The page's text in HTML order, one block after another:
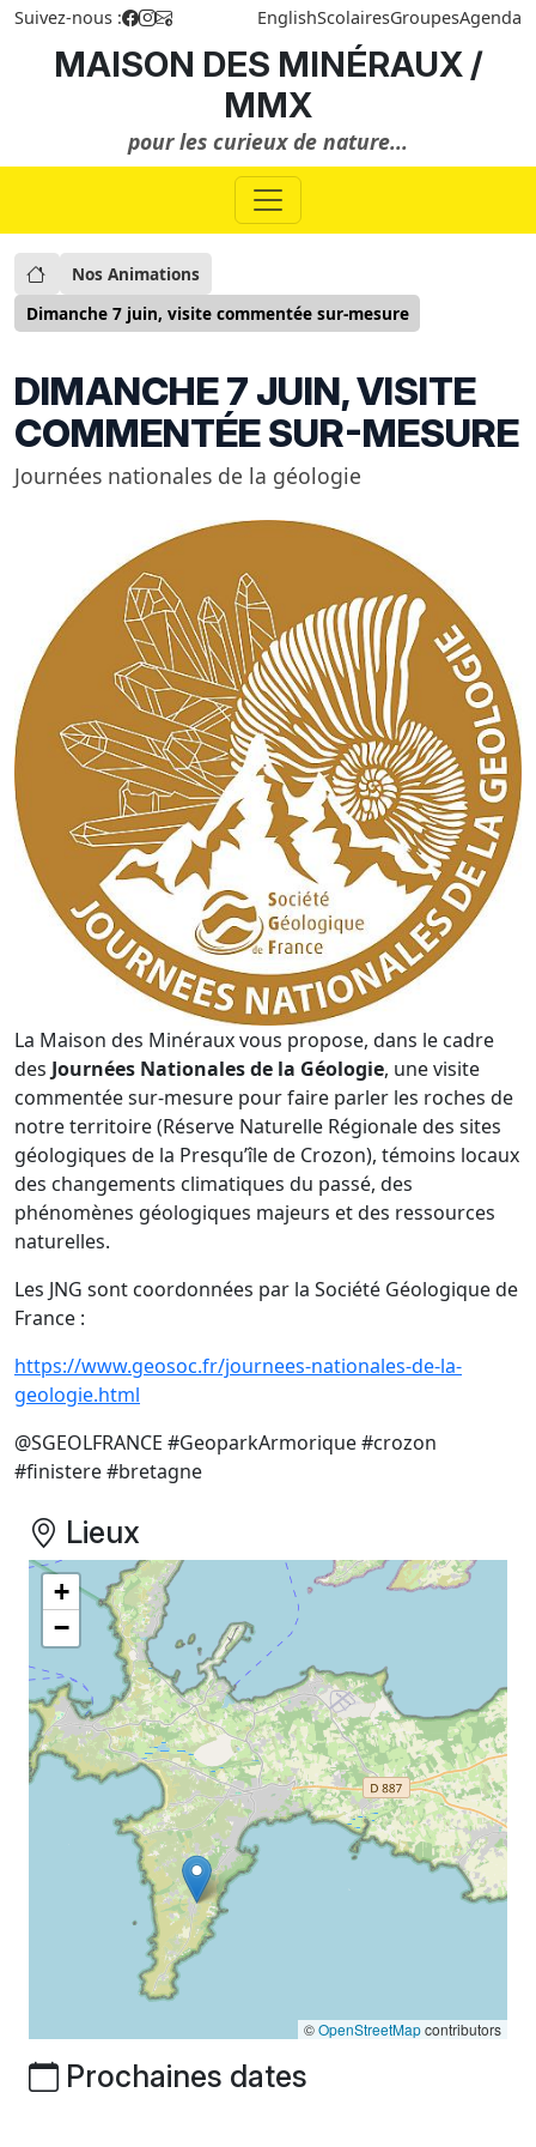
Suivez-nous : EnglishScolairesGroupesAgenda
MAISON DES MINÉRAUX /
MMX
pour les curieux de nature...
Nos Animations
Dimanche 7 juin, visite commentée sur-mesure
DIMANCHE 7 JUIN, VISITE
COMMENTÉE SUR-MESURE
Journées nationales de la géologie
La Maison des Minéraux vous propose, dans le cadre
des Journées Nationales de la Géologie, une visite
commentée sur-mesure pour faire parler les roches de
notre territoire (Réserve Naturelle Régionale des sites
géologiques de la Presqu’île de Crozon), témoins locaux
des changements climatiques du passé, des
phénomènes géologiques majeurs et des ressources
naturelles.
Les JNG sont coordonnées par la Société Géologique de
France :
https://www.geosoc.fr/journees-nationales-de-la-
geologie.html
@SGEOLFRANCE #GeoparkArmorique #crozon
#finistere #bretagne
Lieux
+
−
©OpenStreetMapcontributors
Prochaines dates